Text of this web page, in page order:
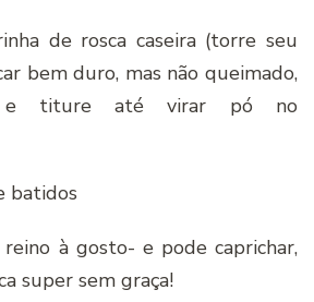
de rosca caseira (torre seu
bem duro, mas não queimado,
e titure até virar pó no
batidos
à gosto- e pode caprichar,
super sem graça!